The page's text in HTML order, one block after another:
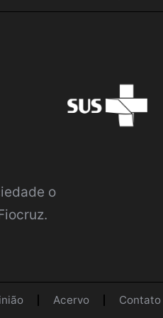
o
Acervo Contato